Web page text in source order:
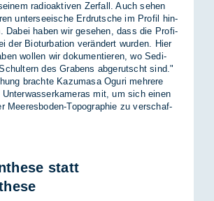
ra­dio­ak­ti­ven Zer­fall. Auch se­hen
un­ter­see­ische Erd­rut­sche im Pro­fil hin­
Da­bei ha­ben wir ge­se­hen, dass die Pro­fi­
der Bio­tur­ba­ti­on ver­än­dert wur­den. Hier
wol­len wir do­ku­men­tie­ren, wo Se­di­
des Gra­bens ab­ge­rutscht sind."
brach­te Ka­zu­ma­sa Ogu­ri meh­re­re
Un­ter­was­ser­ka­me­ras mit, um sich ei­nen
Mee­res­bo­den-To­po­gra­phie zu ver­schaf­
statt